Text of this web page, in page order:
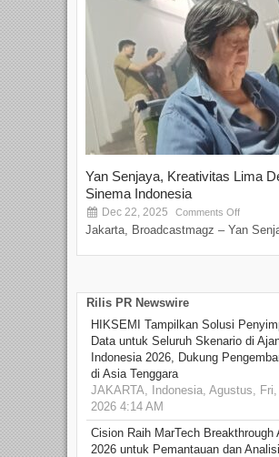
Yan Senjaya, Kreativitas Lima
Sinema Indonesia
Dec 22, 2025 Comments Off
Jakarta, Broadcastmagz – Yan
Rilis PR Newswire
HIKSEMI Tampilkan Solusi
Data untuk Seluruh Skenario di
Indonesia 2026, Dukung
di Asia Tenggara
JAKARTA, Indonesia, Agustus,
2026 4:14 AM
Cision Raih MarTech Breakthrough
2026 untuk Pemantauan dan